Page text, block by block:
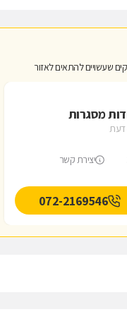
שעשויים להתאים לאזור
מסגרות
דעת
יצירת קשר
072-2169546